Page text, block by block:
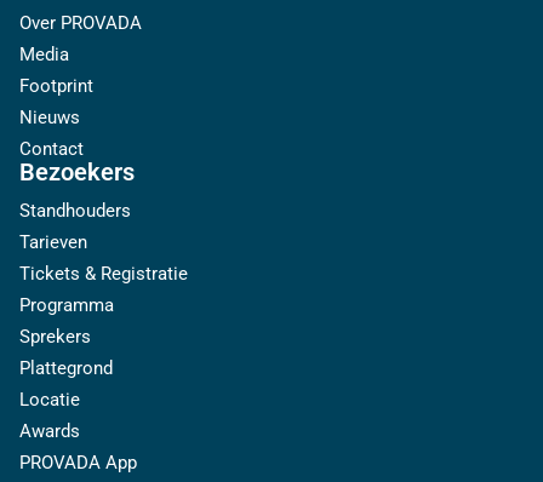
Over PROVADA
Media
Footprint
Nieuws
Contact
Bezoekers
Standhouders
Tarieven
Tickets & Registratie
Programma
Sprekers
Plattegrond
Locatie
Awards
PROVADA App